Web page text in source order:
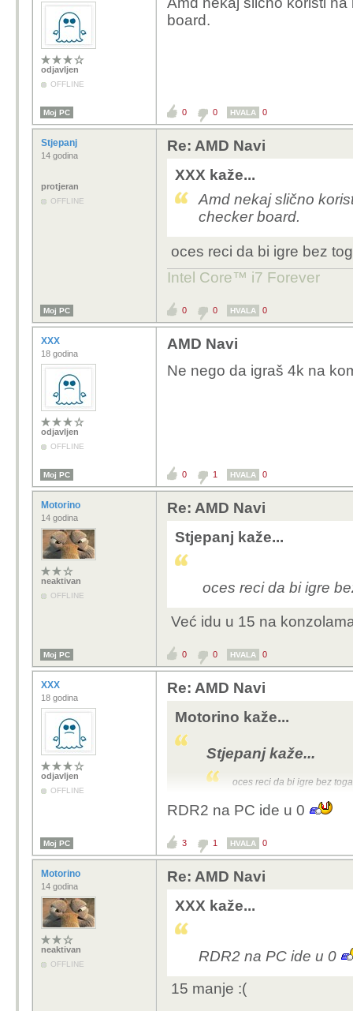
odjavljen
OFFLINE
board.
Moj PC 0 0 HVALA 0
Stjepanj
14 godina
protjeran
OFFLINE
Re: AMD Navi
XXX kaže...
Amd nekaj slično
checker board.
oces reci da bi igre bez
Intel Core™ i7 Forever
Moj PC 0 0 HVALA 0
XXX
18 godina
odjavljen
OFFLINE
AMD Navi
Ne nego da igraš 4k na
Moj PC 0 1 HVALA 0
Motorino
14 godina
neaktivan
OFFLINE
Re: AMD Navi
Stjepanj kaže...
oces reci da bi igre
Već idu u 15 na
Moj PC 0 0 HVALA 0
XXX
18 godina
odjavljen
OFFLINE
Re: AMD Navi
Motorino kaže...
Stjepanj kaže...
oces reci da bi igre bez
Već idu u 15 na konzolama
RDR2 na PC ide u 0
Moj PC 3 1 HVALA 0
Motorino
14 godina
neaktivan
OFFLINE
Re: AMD Navi
XXX kaže...
RDR2 na PC ide u 0
15 manje :(